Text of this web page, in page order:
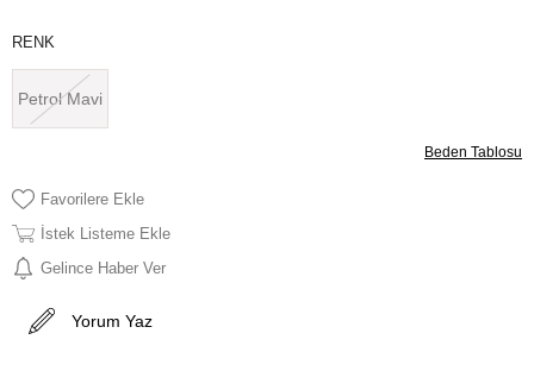
RENK
Petrol Mavi
Beden Tablosu
Favorilere Ekle
İstek Listeme Ekle
Gelince Haber Ver
Yorum Yaz